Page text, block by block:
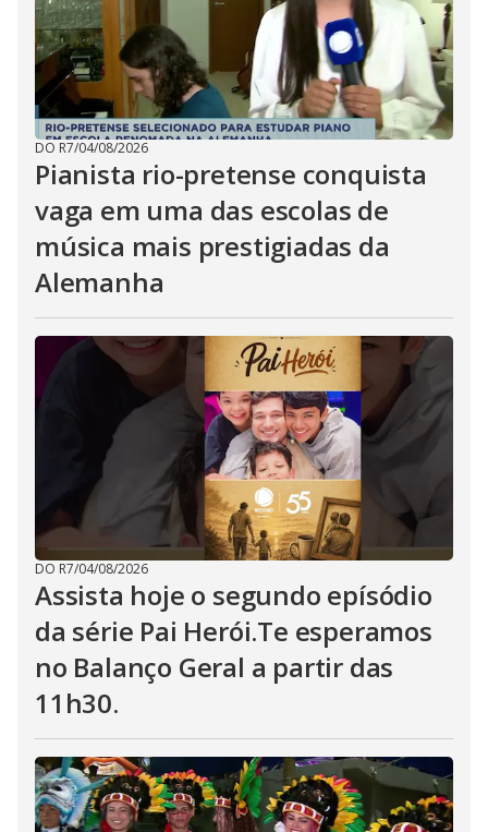
DO R7/04/08/2026
Pianista rio-pretense conquista
vaga em uma das escolas de
música mais prestigiadas da
Alemanha
DO R7/04/08/2026
Assista hoje o segundo epísódio
da série Pai Herói.Te esperamos
no Balanço Geral a partir das
11h30.